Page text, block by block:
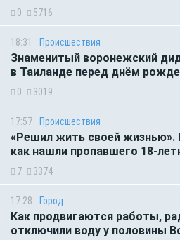
0 5716
18:31 Происшествия
Знаменитый воронежский
в Таиланде перед днём
0 3019
17:57 Происшествия
«Решил жить своей жизнью».
как нашли пропавшего 18-
7 3374
17:28 Город
Как продвигаются работы,
отключили воду у половины